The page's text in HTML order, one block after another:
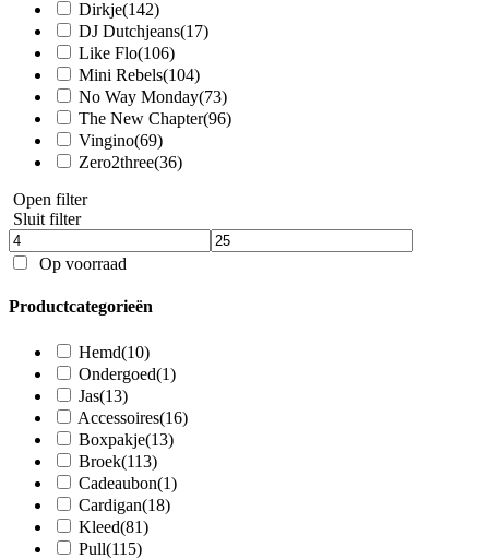
Dirkje(142)
DJ Dutchjeans(17)
Like Flo(106)
Mini Rebels(104)
No Way Monday(73)
The New Chapter(96)
Vingino(69)
Zero2three(36)
Open filter
Sluit filter
Op voorraad
Productcategorieën
Hemd(10)
Ondergoed(1)
Jas(13)
Accessoires(16)
Boxpakje(13)
Broek(113)
Cadeaubon(1)
Cardigan(18)
Kleed(81)
Pull(115)